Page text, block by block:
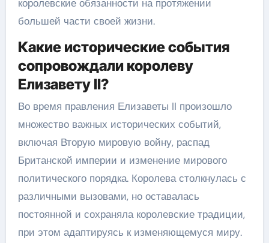
королевские обязанности на протяжении
большей части своей жизни.
Какие исторические события
сопровождали королеву
Елизавету II?
Во время правления Елизаветы II произошло
множество важных исторических событий,
включая Вторую мировую войну, распад
Британской империи и изменение мирового
политического порядка. Королева столкнулась с
различными вызовами, но оставалась
постоянной и сохраняла королевские традиции,
при этом адаптируясь к изменяющемуся миру.